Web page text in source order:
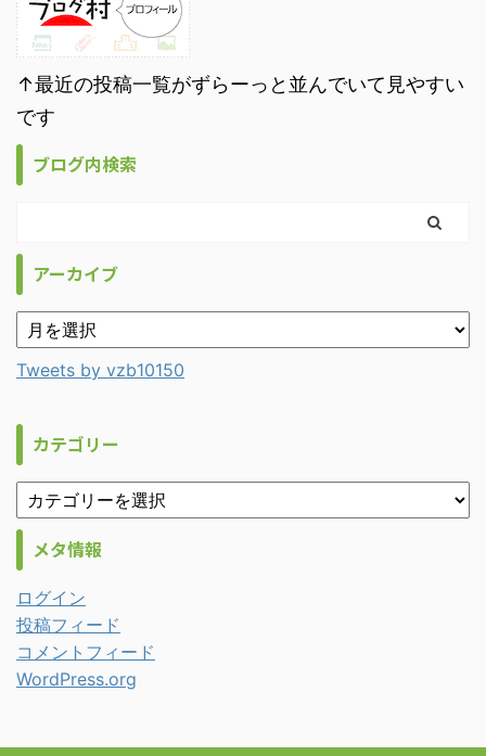
↑最近の投稿一覧がずらーっと並んでいて見やすい
です
ブログ内検索
アーカイブ
Tweets by vzb10150
カテゴリー
メタ情報
ログイン
投稿フィード
コメントフィード
WordPress.org